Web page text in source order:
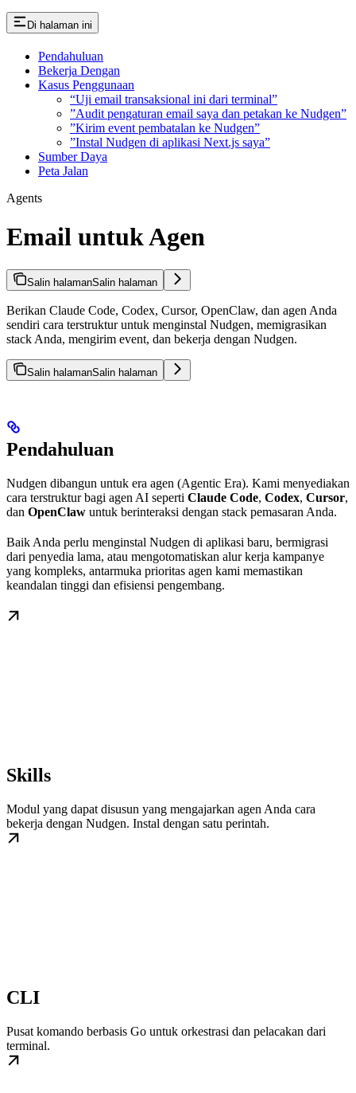
Di halaman ini
Pendahuluan
Bekerja Dengan
Kasus Penggunaan
“Uji email transaksional ini dari terminal”
”Audit pengaturan email saya dan petakan ke Nudgen”
”Kirim event pembatalan ke Nudgen”
”Instal Nudgen di aplikasi Next.js saya”
Sumber Daya
Peta Jalan
Agents
Email untuk Agen
Salin halamanSalin halaman
Berikan Claude Code, Codex, Cursor, OpenClaw, dan agen Anda
sendiri cara terstruktur untuk menginstal Nudgen, memigrasikan
stack Anda, mengirim event, dan bekerja dengan Nudgen.
Salin halamanSalin halaman
Pendahuluan
Nudgen dibangun untuk era agen (Agentic Era). Kami menyediakan
cara terstruktur bagi agen AI seperti Claude Code, Codex, Cursor,
dan OpenClaw untuk berinteraksi dengan stack pemasaran Anda.
Baik Anda perlu menginstal Nudgen di aplikasi baru, bermigrasi
dari penyedia lama, atau mengotomatiskan alur kerja kampanye
yang kompleks, antarmuka prioritas agen kami memastikan
keandalan tinggi dan efisiensi pengembang.
Skills
Modul yang dapat disusun yang mengajarkan agen Anda cara
bekerja dengan Nudgen. Instal dengan satu perintah.
CLI
Pusat komando berbasis Go untuk orkestrasi dan pelacakan dari
terminal.